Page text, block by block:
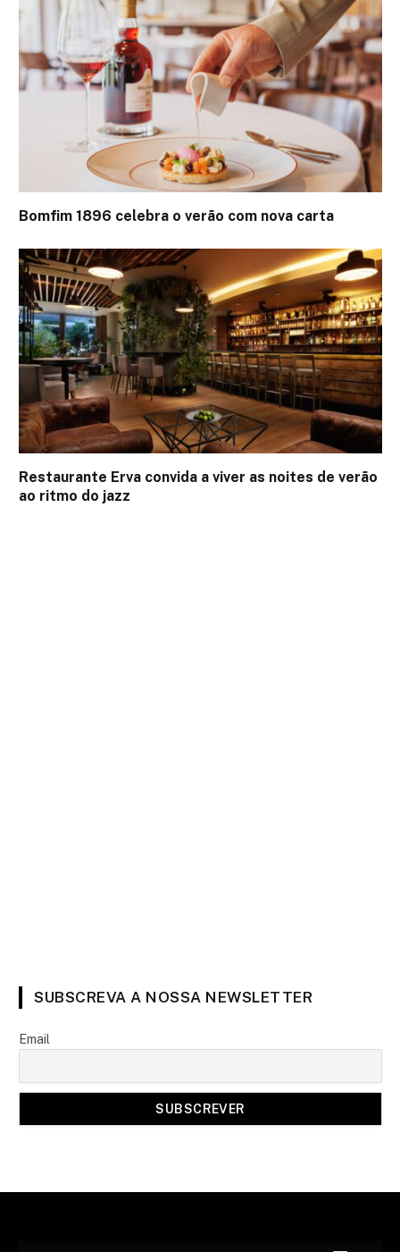
Bomfim 1896 celebra o verão com nova carta
Restaurante Erva convida a viver as noites de verão
ao ritmo do jazz
SUBSCREVA A NOSSA NEWSLETTER
Email